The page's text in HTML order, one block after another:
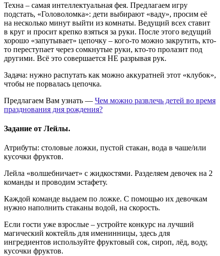
Техна – самая интеллектуальная фея. Предлагаем игру
подстать, «Головоломка»: дети выбирают «ваду», просим её
на несколько минут выйти из комнаты. Ведущий всех ставит
в круг и просит крепко взяться за руки. После этого ведущий
хорошо «запутывает» цепочку – кого-то можно закрутить, кто-
то переступает через сомкнутые руки, кто-то пролазит под
другими. Всё это совершается НЕ разрывая рук.
Задача: нужно распутать как можно аккуратней этот «клубок»,
чтобы не порвалась цепочка.
Предлагаем Вам узнать — Чем можно развлечь детей во время
празднования дня рождения?
Задание от Лейлы.
Атрибуты: столовые ложки, пустой стакан, вода в чаше/или
кусочки фруктов.
Лейла «волшебничает» с жидкостями. Разделяем девочек на 2
команды и проводим эстафету.
Каждой команде выдаем по ложке. С помощью их девочкам
нужно наполнить стаканы водой, на скорость.
Если гости уже взрослые – устройте конкурс на лучший
магический коктейль для именинницы, здесь для
ингредиентов используйте фруктовый сок, сироп, лёд, воду,
кусочки фруктов.